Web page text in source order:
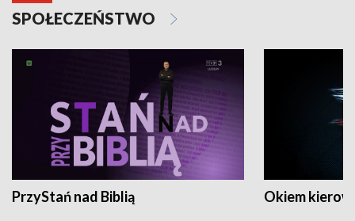
SPOŁECZEŃSTWO
PrzyStań nad Biblią Okiem